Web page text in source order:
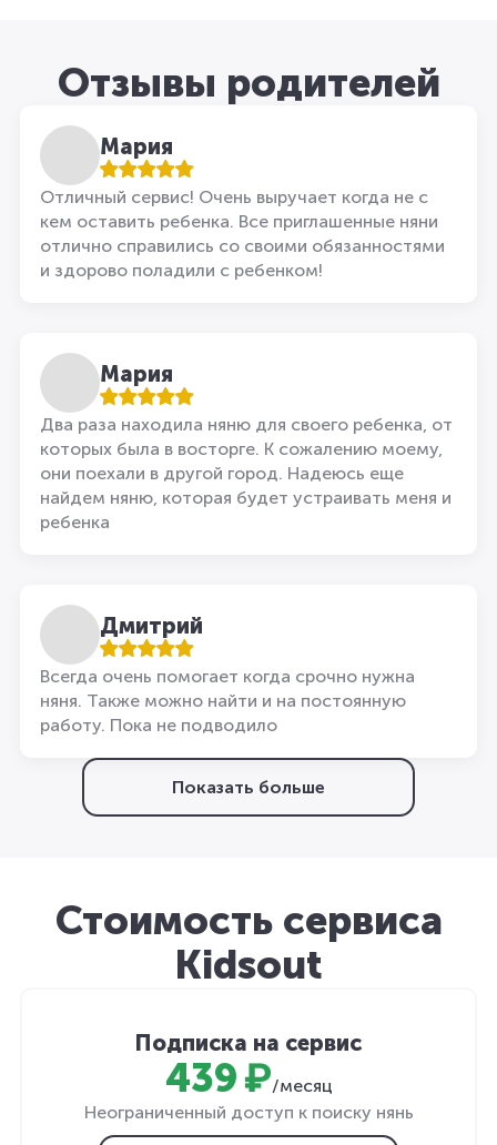
Отзывы родителей
Мария
Отличный сервис! Очень выручает когда не с
кем оставить ребенка. Все приглашенные няни
отлично справились со своими обязанностями
и здорово поладили с ребенком!
Мария
Два раза находила няню для своего ребенка, от
которых была в восторге. К сожалению моему,
они поехали в другой город. Надеюсь еще
найдем няню, которая будет устраивать меня и
ребенка
Дмитрий
Всегда очень помогает когда срочно нужна
няня. Также можно найти и на постоянную
работу. Пока не подводило
Показать больше
Стоимость сервиса
Kidsout
Подписка на сервис
439 ₽/месяц
Неограниченный доступ к поиску нянь